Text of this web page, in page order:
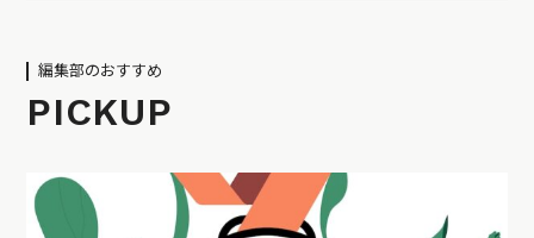
編集部のおすすめ
PICKUP